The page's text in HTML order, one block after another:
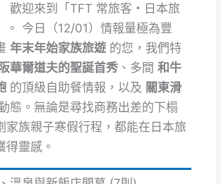
歡迎來到「TFT 常旅客・日本旅
。 今日（12/01）情報量極為豐
年末年始家族旅遊的您，我們特
華爾道夫的聖誕首秀、多間 和牛
的頂級自助餐情報，以及 關東滑
態。無論是尋找商務出差的下榻
家族親子寒假行程，都能在日本旅
得靈感。